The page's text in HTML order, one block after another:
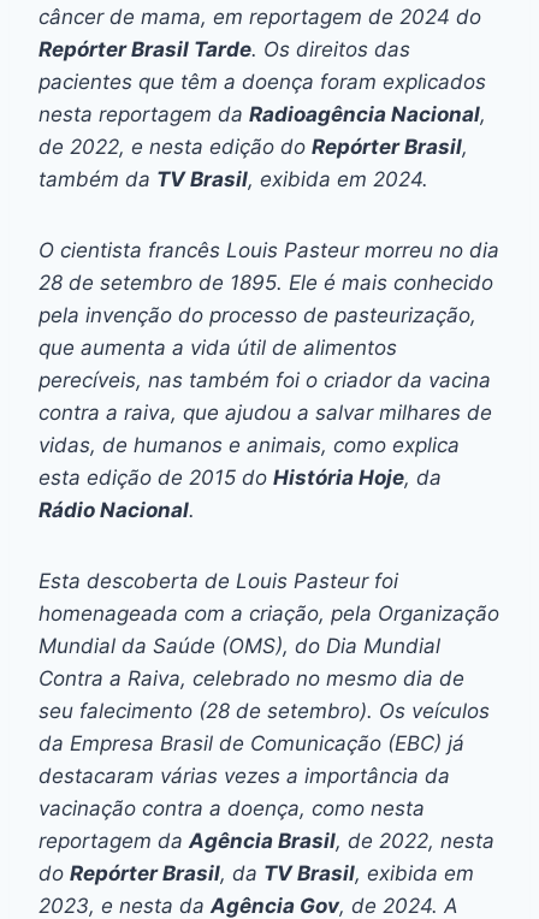
câncer de mama, em reportagem de 2024 do
Repórter Brasil Tarde. Os direitos das
pacientes que têm a doença foram explicados
nesta reportagem da Radioagência Nacional,
de 2022, e nesta edição do Repórter Brasil,
também da TV Brasil, exibida em 2024.
O cientista francês Louis Pasteur morreu no dia
28 de setembro de 1895. Ele é mais conhecido
pela invenção do processo de pasteurização,
que aumenta a vida útil de alimentos
perecíveis, nas também foi o criador da vacina
contra a raiva, que ajudou a salvar milhares de
vidas, de humanos e animais, como explica
esta edição de 2015 do História Hoje, da
Rádio Nacional.
Esta descoberta de Louis Pasteur foi
homenageada com a criação, pela Organização
Mundial da Saúde (OMS), do Dia Mundial
Contra a Raiva, celebrado no mesmo dia de
seu falecimento (28 de setembro). Os veículos
da Empresa Brasil de Comunicação (EBC) já
destacaram várias vezes a importância da
vacinação contra a doença, como nesta
reportagem da Agência Brasil, de 2022, nesta
do Repórter Brasil, da TV Brasil, exibida em
2023, e nesta da Agência Gov, de 2024. A